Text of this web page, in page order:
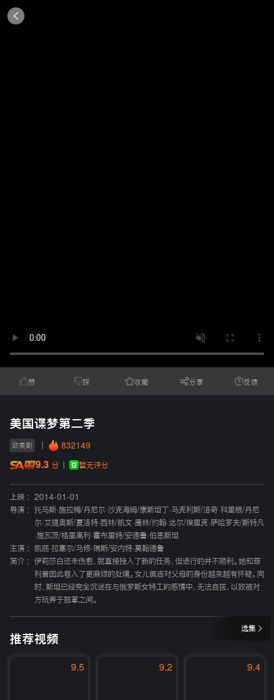
赞 踩 收藏 分享 反馈
美国谍梦第二季
欧美剧 832149
9.3 分 暂无评分
上映 :
2014-01-01
导演 :
托马斯·施拉梅/丹尼尔·沙克海姆/康斯坦丁·马克利斯/洛奇·科里根/丹尼
尔·艾提奥斯/夏洛特·西林/凯文·唐林/约翰·达尔/埃里克·萨哈罗夫/斯特凡
·施瓦茨/格里高利·霍布里特/安德鲁·伯恩斯坦
主演 :
凯丽·拉塞尔/马修·瑞斯/安内特·莫翰德鲁
简介 :
伊莉莎白还未伤愈，就直接投入了新的任务，但进行的并不顺利。她和菲
利普因此卷入了更麻烦的处境。女儿佩吉对父母的身份越来越有怀疑。同
时，斯坦已经完全沉迷在与俄罗斯女特工的感情中，无法自拔，以致被对
方玩弄于鼓掌之间。
选集
推荐视频
9.5 9.2 9.4